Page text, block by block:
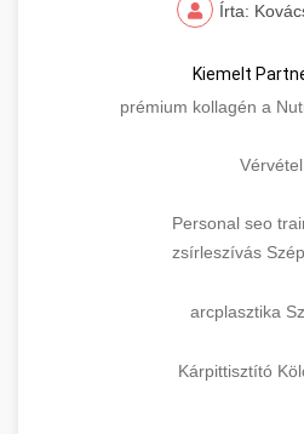
Írta:
Kiemelt
prémium kollagén a
Vérvétel
Personal seo
zsírleszívás
arcplasztika
Kárpittisztító